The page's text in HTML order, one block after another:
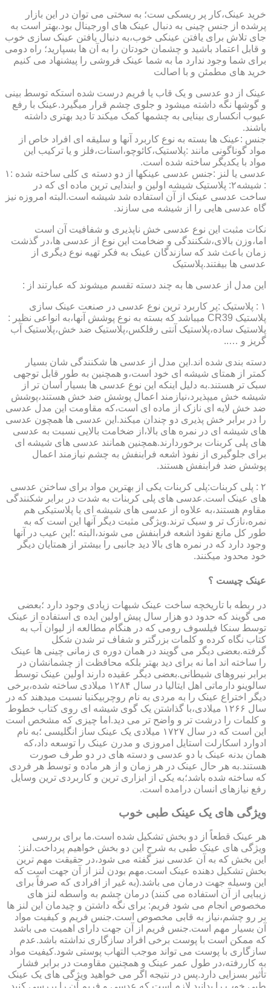
خرید عینک،کار پر ریسکی ست؛ به سختی می توان در این بازار
پرشده از جنس چینی به دنبال عینک های اورجینال بود.بهتر است به
جای تلاش برای یافتن عینکی خوب،به دنبال یافتن عینک سازی خوب
و قابل اعتماد باشید و چشمان خودتان را به آن ها بسپارید؛ راه دومی
برای شما وجود ندارد ما به شما عینک فروشی را پیشنهاد می کنیم
خرید های مطمئن و با اصالت
عینک از دو عدسی و یک قاب یا فریم درست شده استکه توسط بینی
و گوشها نگه داشته میشود و جلوی چشم قرار میگیرد.عینک با رفع
عیوب انکساری بینایی به چشمها کمک میکند تا دید بهتری داشته
باشند.
جنس :عینک ها بسته به نوع کاربرد آنها و سلیقه ای افراد خاص از
مواد گوناگونی مانند :پلاستیک،کائوچو،استات،فلز و یا ترکیب این
مواد با یکدیگر ساخته شده است.
عدسی یا لنز :جنس عدسی عینکها از دو دسته ی کلی ساخته شده :۱
: شیشه۲: پلاستیک شیشه اولین و ابندایی ترین ماده ای که در
ساخت عدسی عینک از آن استفاده شد شیشه است.البته امروزه نیز
گاه عدسی هایی را از شیشه می سازند.
نکات مثبت این نوع عدسی خش ناپذیری و شفافیت آن است
اما،وزن بالای،شکنندگی و ضخامت این نوع از عدسی ها،در گذشت
زمان باعث شد که سازندگان عینک به فکر تهیه نوع دیگری از
عدسی ها بیفتند.پلاستیک
این مدل از عدسی ها به چند دسته تقسم میشوند که عبارتند از :
۱ : پلاستیک :پر کاربرد ترین نوع عدسی در صنعت عینک سازی
پلاستیک CR39 میباشد که بسته به نوع پوشش آنها،به انواعی نظیر :
پلاستیک ساده،پلاستیک آنتی رفلکس،پلاستیک ضد خش،پلاستیک آب
گریز و …..
دسته بندی شده اند.این مدل از عدسی ها شکنندگی شان بسیار
کمتر از همتای شیشه ای خود است،و همچنین به طور قابل توجهی
سبک تر هستند.به دلیل اینکه این نوع عدسی ها بسیار آسان تر از
شیشه خش میپذیرد،نیازمند اعمال پوشش ضد خش هستند،پوشش
ضد خش لایه ای نازک از ماده ای است،که مقاومت این مدل عدسی
را در برابر خش پذیری دو چندان میکند.این عدسی ها همچون عدسی
های شیشه ای در نمره های بالا،از ضخامت بالایی نسبت به عدسی
های پلی کربنات برخوردارند.همچنین همانند عدسی های شیشه ای
برای جلوگیری از نفوذ اشعه فرابنفش به چشم نیازمند اعمال
پوشش ضد فرابنفش هستند.
۲ : پلی کربنات:پلی کربنات یکی از بهترین مواد برای ساختن عدسی
های عینک است.عدسی های پلی کربنات به شدت در برابر شکنندگی
مقاوم هستند،به علاوه از عدسی های شیشه ای یا پلاستیکی هم
نمره،نازک تر و سبک ترند.ویژگی مثبت دیگر آنها این است که به
طور کل مانع نفوذ اشعه فرابنفش می شوند،البته ؛این عیب در آنها
وجود دارد که در نمره های بالا دید جانبی را بیشتر از همتایان دیگر
خود محدود میکنند.
عینک چیست ؟
در ربطه با تاریخچه ساخت عینک شبهات زیادی وجود دارد ؛بعضی
می گویند که حدود دو هزار سال پیش اولین ایده ی استفاده از عینک
توسط سنکا فیلسوف رومی که در هنگام مطالعه از لیوان آب به
کتاب نگاه کرده و کلمات بزرگتر و شفاف تر شدن شکل
گرفته.بعضی دیگر می گویند در همان دوره ی زمانی چینی ها عینک
را ساخته اند اما نه برای دید بهتر بلکه محافظت از چشمانشان در
برابر نیروهای شیطانی.بعضی دیگر عقیده دارند اولین عینک توسط
سالوینو دارماتی اهل ایتالیا در سال ۱۲۸۴ میلادی ساخته شده،برخی
دیگر اختراع عینک را به مردی به نام روچربیکنبا نسبت میدهند که در
سال ۱۲۶۶ میلادی،با گذاشتن یک گوی شیشه ای روی کتاب خطوط
و کلمات را درشت تر و واضح تر می دید.اما چیزی که مشخص است
این است که در سال ۱۷۲۷ میلادی یک عینک ساز انگلیسی ؛به نام
ادوارد اسکارلت استایل امروزی و مدرن عینک را توسعه داد،که
همان بدنه عینک با دو عدسی و دسته های در دو طرف صورت
هستند.به هر حال عینک در هر زمان و از هر ماده و توسط هر فردی
که ساخته شده باشد؛به یکی از ابزاری ترین و کاربردی ترین وسایل
رفع نیازهای انسان درامده است.
ویژگی های یک عینک طبی خوب
هر عینک قطعاً از دو بخش تشکیل شده است.ما برای بررسی
ویژگی های عینک طبی به شرح این دو بخش خواهیم پرداخت.لنز:
این بخش که به آن عدسی نیز گفته می شود،در حقیقت مهم ترین
بخش تشکیل دهنده عینک است.مهم بودن لنز از آن جهت است که
این وسیله جهت درمان می باشد.(به غیر از افرادی که صرفاً برای
زیبایی از آن استفاده می کنند) درمان چشم به واسطه لنز های
مخصوص انجام می شود فریم: برای نگه داشتن و چیدمان این لنز ها
بر رو چشم،نیاز به قابی مخصوص است.جنس فریم و کیفیت مواد
آن بسیار مهم است.جنس فریم از آن جهت دارای اهمیت می باشد
که ممکن است با پوست برخی افراد سازگاری نداشته باشد.عدم
سازگاری با پوست می تواند موجب التهاب پوستی شود.کیفیت مواد
به کاررفته،در طول عمر عینک و همچنین مقاومت در برابر فشار
تأثیر بسزایی دارد.پس در نتیجه اگر می خواهید ویژگی های یک عینک